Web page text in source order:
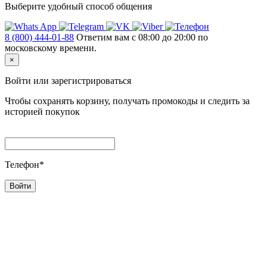
Выберите удобный способ общения
8 (800) 444-01-88 Ответим вам с 08:00 до 20:00 по
московскому времени.
×
Войти или зарегистрироваться
Чтобы сохранять корзину, получать промокоды и следить за
историей покупок
Телефон*
Войти